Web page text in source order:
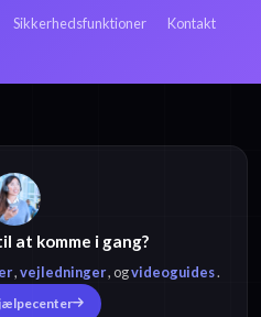
Sikkerhedsfunktioner Kontakt
at komme i gang?
,vejledninger, ogvideoguides.